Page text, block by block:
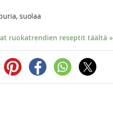
suolaa
ruokatrendien reseptit täältä »